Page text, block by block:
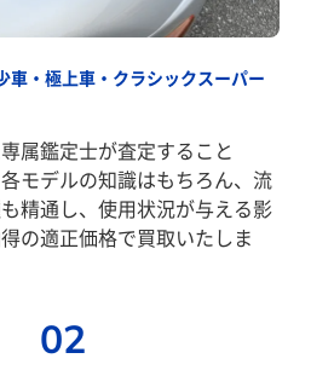
車・極上車・クラシックスーパー
属鑑定士が査定すること
モデルの知識はもちろん、流
精通し、使用状況が与える影
の適正価格で買取いたしま
02